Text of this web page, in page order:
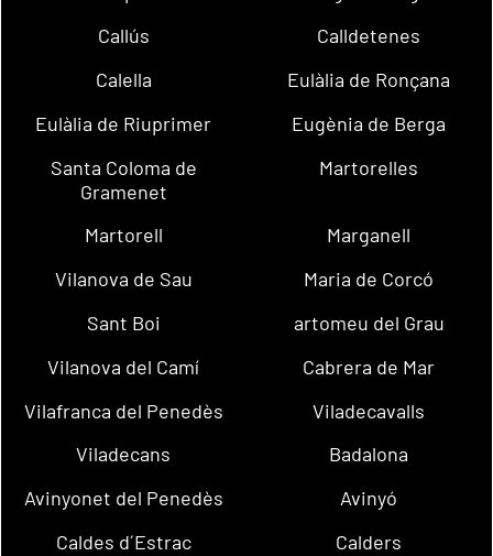
Callús
Calldetenes
Calella
Eulàlia de Ronçana
Eulàlia de Riuprimer
Eugènia de Berga
Santa Coloma de
Gramenet
Martorelles
Martorell
Marganell
Vilanova de Sau
Maria de Corcó
Sant Boi
artomeu del Grau
Vilanova del Camí
Cabrera de Mar
Vilafranca del Penedès
Viladecavalls
Viladecans
Badalona
Avinyonet del Penedès
Avinyó
Caldes d´Estrac
Calders